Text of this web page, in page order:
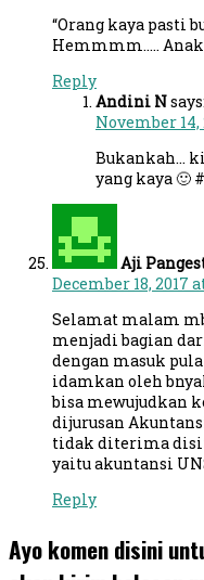
“Orang kaya pasti
Hemmmm….. Anak
Reply
Andini Nsays:
November 14,
Bukankah…
yang kaya 🙂
Aji
December 18, 2017
Selamat malam
menjadi bagian
dengan masuk
idamkan oleh
bisa mewujudkan
dijurusan
tidak diterima
yaitu akuntansi
Reply
Ayo komen disini